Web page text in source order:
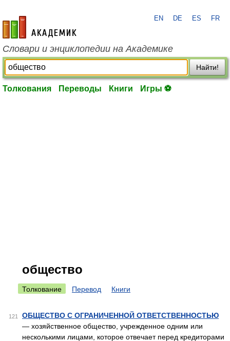
academic.ru
EN DE ES FR
Словари и энциклопедии на Академике
Найти!
Толкования Переводы Книги Игры ⚽
общество
Толкование Перевод Книги
121
ОБЩЕСТВО С ОГРАНИЧЕННОЙ ОТВЕТСТВЕННОСТЬЮ
— хозяйственное общество, учрежденное одним или
несколькими лицами, которое отвечает перед кредиторами